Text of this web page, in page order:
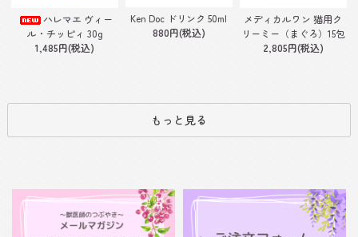
ハレマエ ヴィー
ル・チッピィ 30g
1,485円(税込)
Ken Doc ドリンク 50ml
880円(税込)
メディカルワン 猫用ク
リーミー（まぐろ）15包
2,805円(税込)
もっと見る